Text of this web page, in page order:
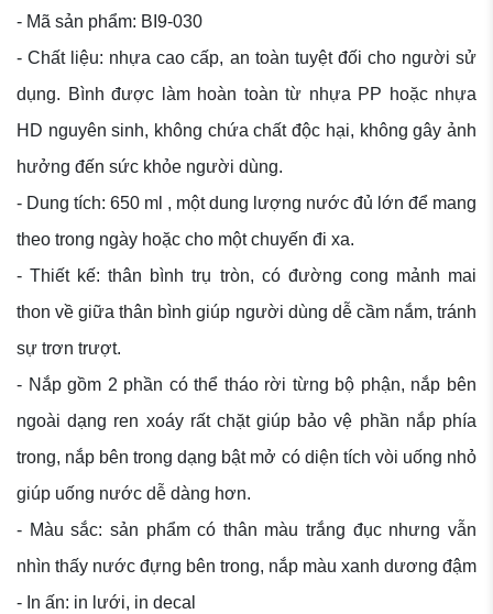
- Mã sản phẩm: BI9-030
- Chất liệu: nhựa cao cấp, an toàn tuyệt đối cho người sử
dụng. Bình được làm hoàn toàn từ nhựa PP hoặc nhựa
HD nguyên sinh, không chứa chất độc hại, không gây ảnh
hưởng đến sức khỏe người dùng.
- Dung tích: 650 ml , một dung lượng nước đủ lớn để mang
theo trong ngày hoặc cho một chuyến đi xa.
- Thiết kế: thân bình trụ tròn, có đường cong mảnh mai
thon về giữa thân bình giúp người dùng dễ cầm nắm, tránh
sự trơn trượt.
- Nắp gồm 2 phần có thể tháo rời từng bộ phận, nắp bên
ngoài dạng ren xoáy rất chặt giúp bảo vệ phần nắp phía
trong, nắp bên trong dạng bật mở có diện tích vòi uống nhỏ
giúp uống nước dễ dàng hơn.
- Màu sắc: sản phẩm có thân màu trắng đục nhưng vẫn
nhìn thấy nước đựng bên trong, nắp màu xanh dương đậm
- In ấn: in lưới, in decal